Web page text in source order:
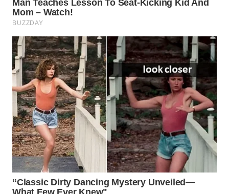
WAHANA
LISTRIK
WAHANA
TRAVEL
WAHANA
TV
WAHANANEWS
ID
WAHANANEWS
CO ID